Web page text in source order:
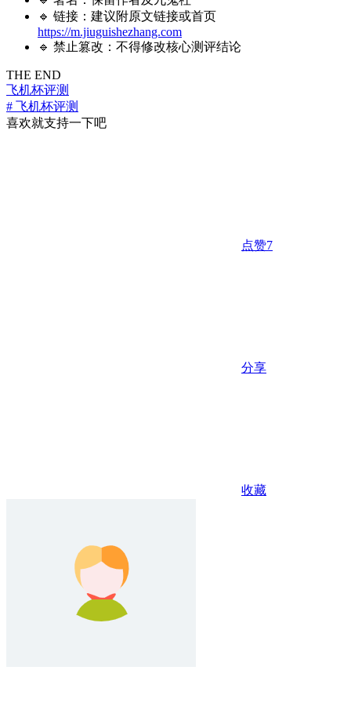
🔹 链接：建议附原文链接或首页
https://m.jiuguishezhang.com
🔹 禁止篡改：不得修改核心测评结论
THE END
飞机杯评测
# 飞机杯评测
喜欢就支持一下吧
点赞7
分享
收藏